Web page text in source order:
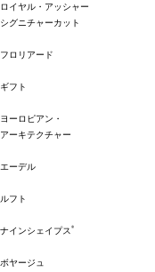
ロイヤル・アッシャー
シグニチャーカット
フロリアード
ギフト
ヨーロピアン・
アーキテクチャー
エーデル
ルフト
ナインシェイプス®
ボヤージュ